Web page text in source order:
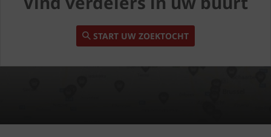
START UW ZOEKTOCHT